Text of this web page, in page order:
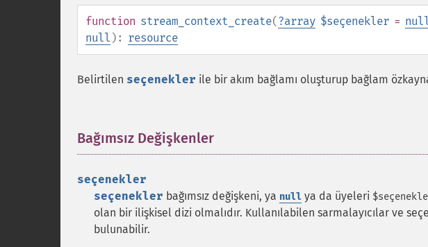
function stream_context_create(?array $seçenekler =
null ): resource
Belirtilen seçenekler ile bir akım bağlamı oluşturup bağlam
Bağımsız Değişkenler
seçenekler
seçenekler bağımsız değişkeni, ya null ya da üyeleri
olan bir ilişkisel dizi olmalıdır. Kullanılabilen sarmalayıcılar ve
bulunabilir.